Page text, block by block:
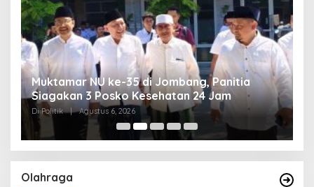
Muktamar NU ke-35 di Jombang, Panitia
Siagakan 3 Posko Kesehatan 24 Jam
Di Politik | Agustus 6, 2026
Olahraga